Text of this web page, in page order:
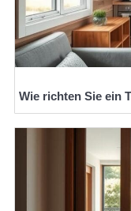
Wie richten Sie ein